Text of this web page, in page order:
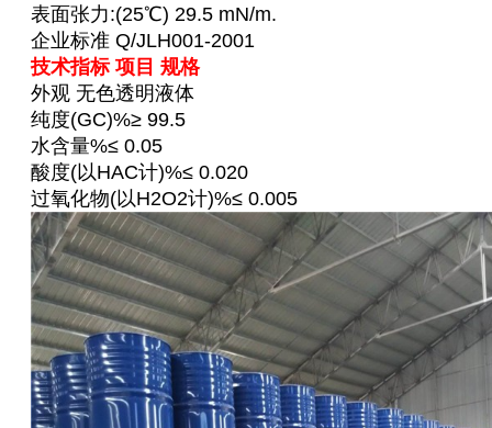
表面张力:(25℃) 29.5 mN/m.
企业标准 Q/JLH001-2001
技术指标 项目 规格
外观 无色透明液体
纯度(GC)%≥ 99.5
水含量%≤ 0.05
酸度(以HAC计)%≤ 0.020
过氧化物(以H2O2计)%≤ 0.005